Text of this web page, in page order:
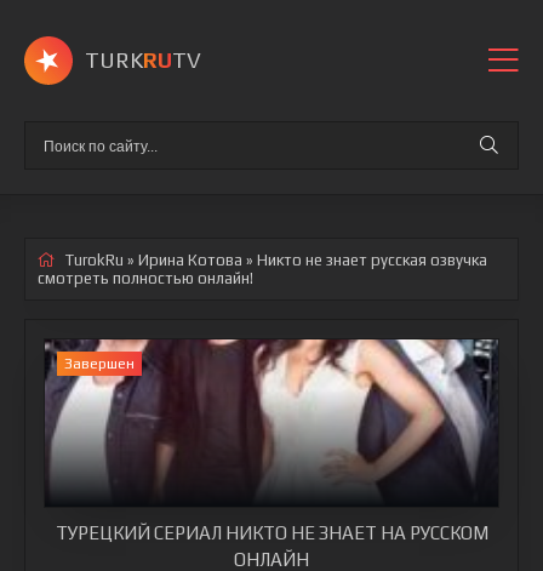
TURKRUTV
TurokRu » Ирина Котова » Никто не знает русская озвучка
смотреть полностью онлайн!
Завершен
ТУРЕЦКИЙ СЕРИАЛ НИКТО НЕ ЗНАЕТ НА РУССКОМ
ОНЛАЙН